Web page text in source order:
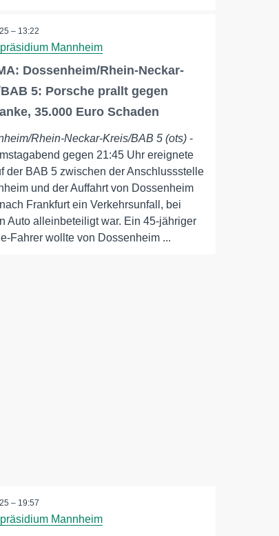
– 13:22
Mannheim
Dossenheim/Rhein-Neckar-
5: Porsche prallt gegen
35.000 Euro Schaden
Rhein-Neckar-Kreis/BAB 5 (ots) -
gegen 21:45 Uhr ereignete
der BAB 5 zwischen der Anschlussstelle
und der Auffahrt von Dossenheim
Frankfurt ein Verkehrsunfall, bei
Auto alleinbeteiligt war. Ein 45-jähriger
Fahrer wollte von Dossenheim ...
– 19:57
Mannheim